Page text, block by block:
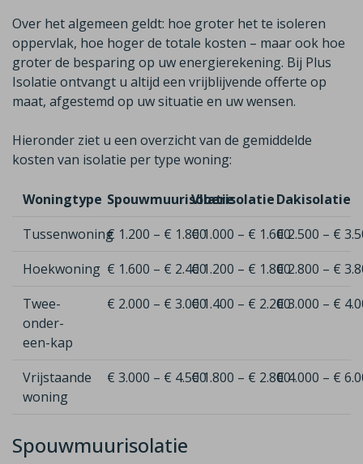
Over het algemeen geldt: hoe groter het te isoleren
oppervlak, hoe hoger de totale kosten – maar ook hoe
groter de besparing op uw energierekening. Bij Plus
Isolatie ontvangt u altijd een vrijblijvende offerte op
maat, afgestemd op uw situatie en uw wensen.
Hieronder ziet u een overzicht van de gemiddelde
kosten van isolatie per type woning:
Woningtype SpouwmuurisolatieVloerisolatieDakisolatie
Tussenwoning€ 1.200 – € 1.800€ 1.000 – € 1.600€ 2.500 – €
Hoekwoning € 1.600 – € 2.400€ 1.200 – € 1.800€ 2.800 – €
Twee-
onder-
een-kap
€ 2.000 – € 3.000€ 1.400 – € 2.200€ 3.000 – €
Vrijstaande
woning
€ 3.000 – € 4.500€ 1.800 – € 2.800€ 4.000 – €
Spouwmuurisolatie